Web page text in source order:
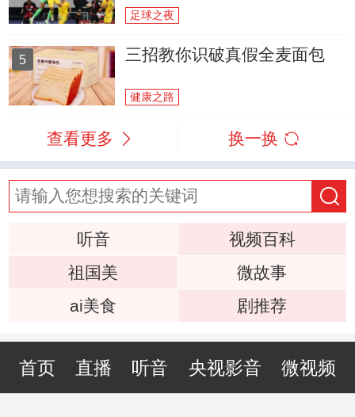
足球之夜
5 三招教你识破真假全麦面包
健康之路
查看更多 换一换
听音
视频百科
祖国美
微故事
ai美食
剧推荐
首页 直播 听音 央视影音 微视频